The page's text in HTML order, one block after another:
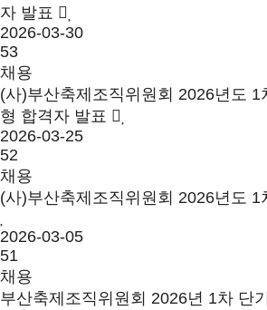
자 발표
2026-03-30
53
채용
(사)부산축제조직위원회 2026년도 1
형 합격자 발표
2026-03-25
52
채용
(사)부산축제조직위원회 2026년도 1
2026-03-05
51
채용
부산축제조직위원회 2026년 1차 단